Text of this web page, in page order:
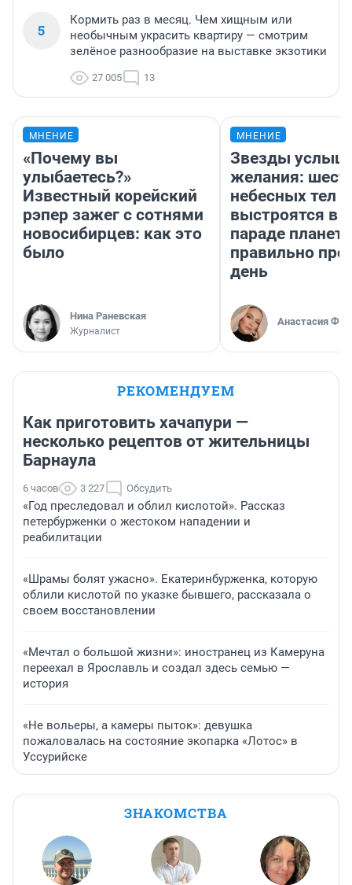
5
Кормить раз в месяц. Чем хищным или
необычным украсить квартиру — смотрим
зелёное разнообразие на выставке экзотики
27 005 13
МНЕНИЕ
«Почему вы
улыбаетесь?»
Известный корейский
рэпер зажег с сотнями
новосибирцев: как это
было
Нина Раневская
Журналист
МНЕНИЕ
Звезды
желания:
небесных тел
выстроятся в
параде планет
правильно
день
Анастасия
РЕКОМЕНДУЕМ
Как приготовить хачапури —
несколько рецептов от жительницы
Барнаула
6 часов 3 227 Обсудить
«Год преследовал и облил кислотой». Рассказ
петербурженки о жестоком нападении и
реабилитации
«Шрамы болят ужасно». Екатеринбурженка, которую
облили кислотой по указке бывшего, рассказала о
своем восстановлении
«Мечтал о большой жизни»: иностранец из Камеруна
переехал в Ярославль и создал здесь семью —
история
«Не вольеры, а камеры пыток»: девушка
пожаловалась на состояние экопарка «Лотос» в
Уссурийске
ЗНАКОМСТВА